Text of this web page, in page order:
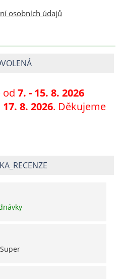
osobních údajů
od 7. - 15. 8. 2026
17. 8. 2026. Děkujeme
Super